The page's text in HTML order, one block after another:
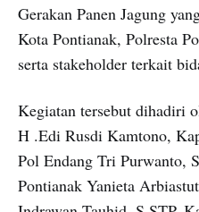
Gerakan Panen Jagung
Kota Pontianak, Polresta
serta stakeholder terkait
Kegiatan tersebut dihadiri
H .Edi Rusdi Kamtono,
Pol Endang Tri Purwanto,
Pontianak Yanieta